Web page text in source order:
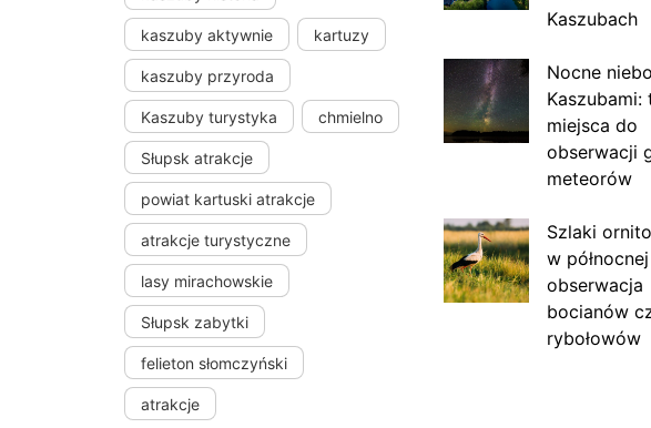
kaszuby aktywnie kartuzy
kaszuby przyroda
Kaszuby turystyka chmielno
Słupsk atrakcje
powiat kartuski atrakcje
atrakcje turystyczne
lasy mirachowskie
Słupsk zabytki
felieton słomczyński
atrakcje
Kaszubach
Nocne
Kaszubami:
miejsca do
obserwacji
meteorów
Szlaki
w
obserwacja
bocianów
rybołowów